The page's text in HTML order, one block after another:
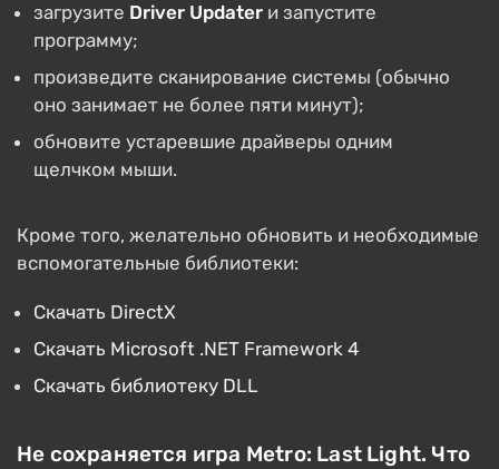
загрузите Driver Updater и запустите
программу;
произведите сканирование системы (обычно
оно занимает не более пяти минут);
обновите устаревшие драйверы одним
щелчком мыши.
Кроме того, желательно обновить и необходимые
вспомогательные библиотеки:
Скачать DirectX
Скачать Microsoft .NET Framework 4
Скачать библиотеку DLL
Не сохраняется игра Metro: Last Light. Что